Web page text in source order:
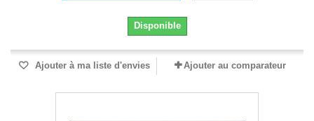
Disponible
Ajouter à ma liste d'envies Ajouter au comparateur